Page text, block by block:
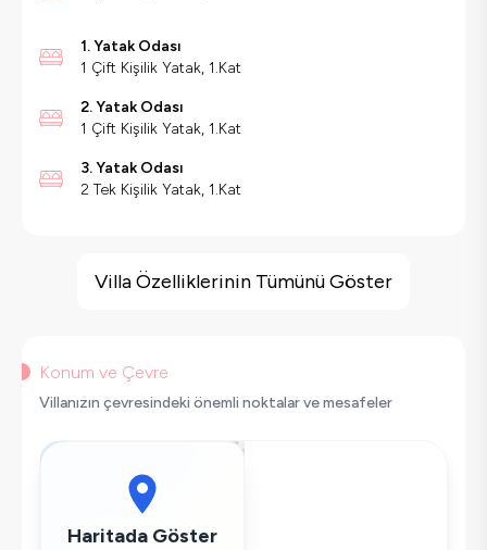
1. Yatak Odası
1 Çift Kişilik Yatak, 1.Kat
2. Yatak Odası
1 Çift Kişilik Yatak, 1.Kat
3. Yatak Odası
2 Tek Kişilik Yatak, 1.Kat
Havuz Isıtma
Barbekü
Doğa Manzaralı
Villa Özelliklerinin Tümünü Göster
Konum ve Çevre
Villanızın çevresindeki önemli noktalar ve mesafeler
Haritada Göster